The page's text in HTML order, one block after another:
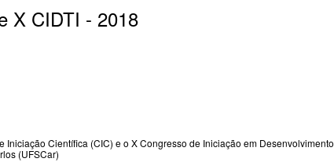
X CIDTI - 2018
Iniciação Científica (CIC) e o X Congresso de Iniciação em Desenvolvimento
(UFSCar)